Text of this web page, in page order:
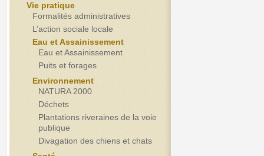
Vie pratique
Formalités administratives
L’action sociale locale
Eau et Assainissement
Eau et Assainissement
Puits et forages
Environnement
NATURA 2000
Déchets
Plantations riveraines de la voie
publique
Divagation des chiens et chats